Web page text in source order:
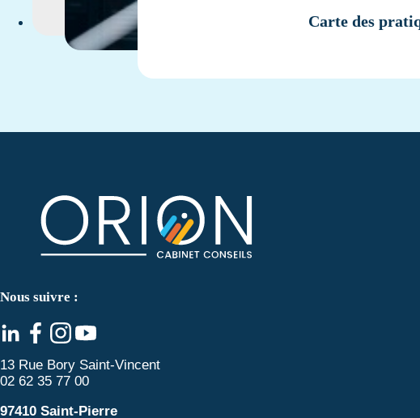
Carte des
Nous suivre :
13 Rue Bory Saint-Vincent
02 62 35 77 00
97410 Saint-Pierre